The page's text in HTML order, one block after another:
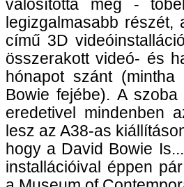
valósította meg -
legizgalmasabb
című 3D
összerakott videó- és
hónapot szánt
Bowie fejébe). A
eredetivel mindenben
lesz az A38-as
hogy a David Bowie
installációival éppen